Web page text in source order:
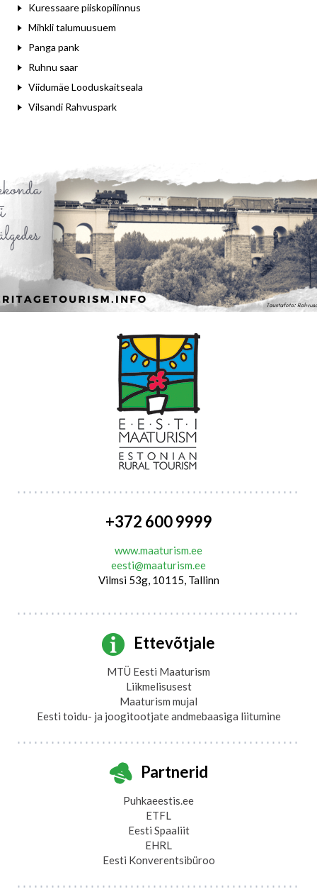
Kuressaare piiskopilinnus
Mihkli talumuusuem
Panga pank
Ruhnu saar
Viidumäe Looduskaitseala
Vilsandi Rahvuspark
+372 600 9999
www.maaturism.ee
eesti@maaturism.ee
Vilmsi 53g, 10115, Tallinn
Ettevõtjale
MTÜ Eesti Maaturism
Liikmelisusest
Maaturism mujal
Eesti toidu- ja joogitootjate andmebaasiga liitumine
Partnerid
Puhkaeestis.ee
ETFL
Eesti Spaaliit
EHRL
Eesti Konverentsibüroo